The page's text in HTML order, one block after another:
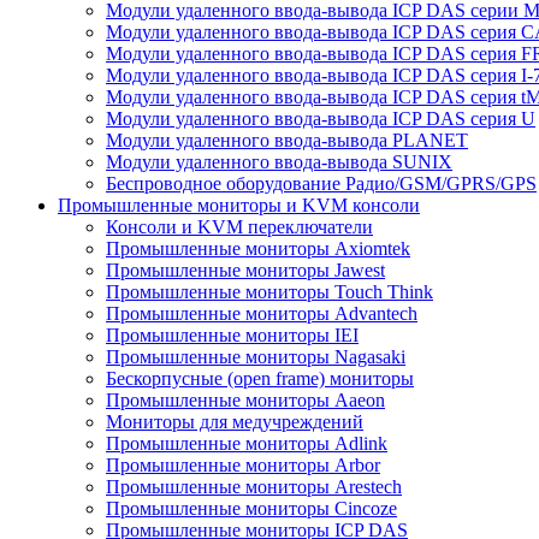
Модули удаленного ввода-вывода ICP DAS серии M
Модули удаленного ввода-вывода ICP DAS серия
Модули удаленного ввода-вывода ICP DAS серия
Модули удаленного ввода-вывода ICP DAS серия I-
Модули удаленного ввода-вывода ICP DAS серия
Модули удаленного ввода-вывода ICP DAS серия U
Модули удаленного ввода-вывода PLANET
Модули удаленного ввода-вывода SUNIX
Беспроводное оборудование Радио/GSM/GPRS/GPS
Промышленные мониторы и KVM консоли
Консоли и KVM переключатели
Промышленные мониторы Axiomtek
Промышленные мониторы Jawest
Промышленные мониторы Touch Think
Промышленные мониторы Advantech
Промышленные мониторы IEI
Промышленные мониторы Nagasaki
Бескорпусные (open frame) мониторы
Промышленные мониторы Aaeon
Мониторы для медучреждений
Промышленные мониторы Adlink
Промышленные мониторы Arbor
Промышленные мониторы Arestech
Промышленные мониторы Cincoze
Промышленные мониторы ICP DAS